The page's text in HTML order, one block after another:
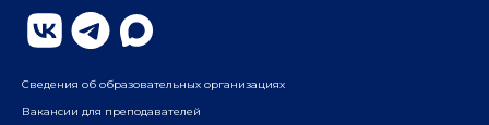
ул. Бауманская, д. 6, стр. 2, бизнес-центр «Виктория
Плаза», 4-й этаж
Сведения об образовательных организациях
Вакансии для преподавателей